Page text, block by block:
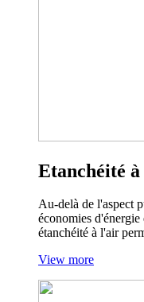
Etanchéité
Au-delà de l'aspect
économies
étanchéité à l'air
View more